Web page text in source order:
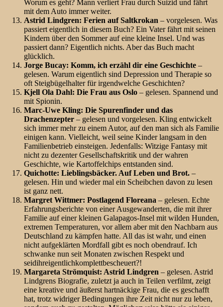
Worum es geht? Mann verliert Frau durch Suizid und fährt
mit dem Auto immer weiter.
Astrid Lindgren: Ferien auf Saltkrokan – vorgelesen. Was
passiert eigentlich in diesem Buch? Ein Vater fährt mit seinen
Kindern über den Sommer auf eine kleine Insel. Und was
passiert dann? Eigentlich nichts. Aber das Buch macht
glücklich.
Jorge Bucay: Komm, ich erzähl dir eine Geschichte –
gelesen. Warum eigentlich sind Depression und Therapie so
oft Steigbügelhalter für irgendwelche Geschichten?
Kjell Ola Dahl: Die Frau aus Oslo – gelesen. Spannend und
mit Spionin.
Marc-Uwe Kling: Die Spurenfinder und das
Drachenzepter – gelesen und vorgelesen. Kling entwickelt
sich immer mehr zu einem Autor, auf den man sich als Familie
einigen kann. Vielleicht, weil seine Kinder langsam in den
Familienbetrieb einsteigen. Jedenfalls: Witzige Fantasy mit
nicht zu dezenter Gesellschaftskritik und der wahren
Geschichte, wie Kartoffelchips entstanden sind.
Quichotte: Lieblingsbäcker. Auf Leben und Brot. –
gelesen. Hin und wieder mal ein Scheibchen davon zu lesen
ist ganz nett.
Margret Wittmer: Postlagend Floreana – gelesen. Echte
Erfahrungsberichte von einer Ausgewanderten, die mit ihrer
Familie auf einer kleinen Galapagos-Insel mit wilden Hunden,
extremen Temperaturen, vor allem aber mit den Nachbarn aus
Deutschland zu kämpfen hatte. All das ist wahr, und einen
nicht aufgeklärten Mordfall gibt es noch obendrauf. Ich
schwanke nun seit Monaten zwischen Respekt und
seidihreigentlichkomplettbescheuert?!
Margareta Strömquist: Astrid Lindgren – gelesen. Astrid
Lindgrens Biografie, zuletzt ja auch in Teilen verfilmt, zeigt
eine kreative und äußerst hartnäckige Frau, die es geschafft
hat, trotz widriger Bedingungen ihre Zeit nicht nur zu leben,